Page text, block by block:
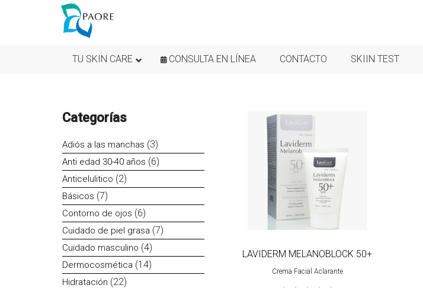
TU SKIN CARE CONSULTA EN LÍNEA CONTACTO SKIIN TEST
Categorías
Adiós a las manchas 33
productos
Anti edad 30-40 años 66
Anticelulitico 22
Básicos 77
productos
Contorno de ojos 66
productos
Cuidado de piel grasa 77
Cuidado masculino 44
productos
Dermocosmética 1414
Hidratación 2222
LAVIDERM MELANOBLOCK 50+
Crema Facial Aclarante